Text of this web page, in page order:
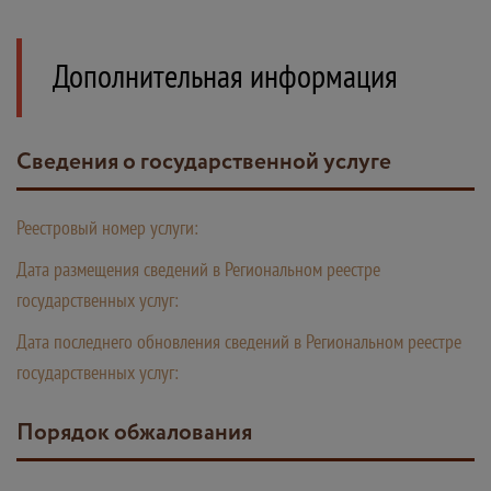
Дополнительная информация
Сведения о государственной услуге
Реестровый номер услуги:
Дата размещения сведений в Региональном реестре
государственных услуг:
Дата последнего обновления сведений в Региональном реестре
государственных услуг:
Порядок обжалования